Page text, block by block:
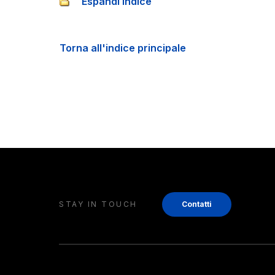
Torna all'indice principale
STAY IN TOUCH Contatti